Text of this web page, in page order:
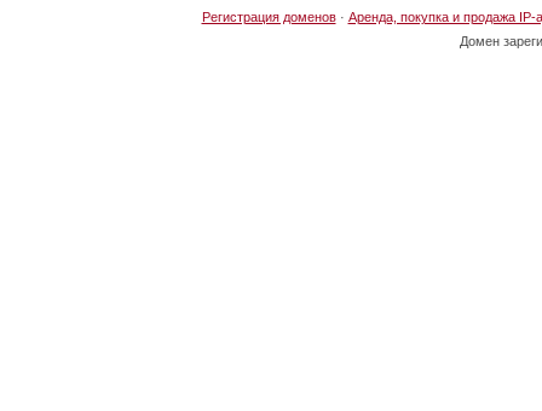
Регистрация доменов· Аренда, покупка и продажа IP-
Домен